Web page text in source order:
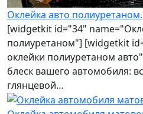
Оклейка авто полиуретаном.
[widgetkit id="34"
полиуретаном"] [widgetkit
оклейки полиуретаном
блеск вашего автомобиля:
глянцевой…